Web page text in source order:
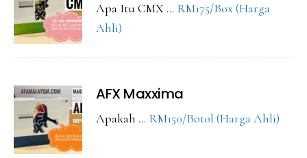
Apa Itu CMX … RM175/Box (Harga
Ahli)
AFX Maxxima
Apakah … RM150/Botol (Harga Ahli)